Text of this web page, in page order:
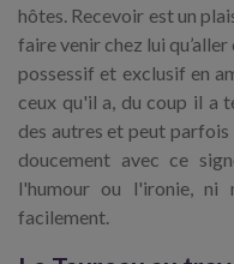
hôtes. Recevoir est un
faire venir chez lui
possessif et exclusif en
ceux qu'il a, du coup il a
des autres et peut
doucement avec ce
l'humour ou l'ironie, ni
facilement.